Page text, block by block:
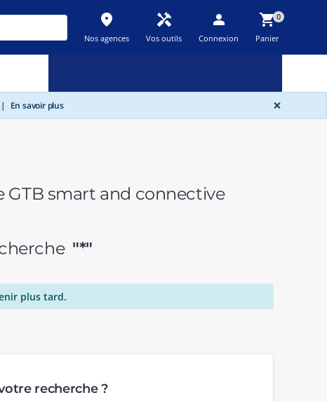
place
Nos agences
handyman
Vos outils
person
Connexion
shopping_cart0
Panier
| En savoir plus ×
smart and connective
"*"
plus tard.
recherche ?